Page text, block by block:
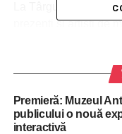
La Târgul Naţional
prezenţi şi artişti de
multe momente
artă populară şi
dr. Maria Stoian,
populară şi tradiţii în
Premieră: Muzeul
publicului o nouă
interactivă